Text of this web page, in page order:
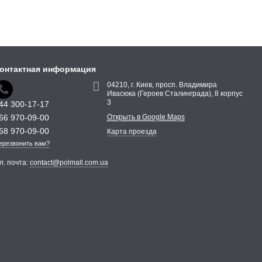
травы Virtual Deco отметим:
похожим на настоящую траву;
асфальт или даже деревянное покрытие. Для лучшей
информация
300-17-17
970-09-00
970-09-00
вам?
04210, г. Киев, просп. Владимира
Ивасюка (Героев Сталинграда), 8 корпус
3
Открыть в Google Maps
Карта проезда
почта:contact@polmall.com.ua